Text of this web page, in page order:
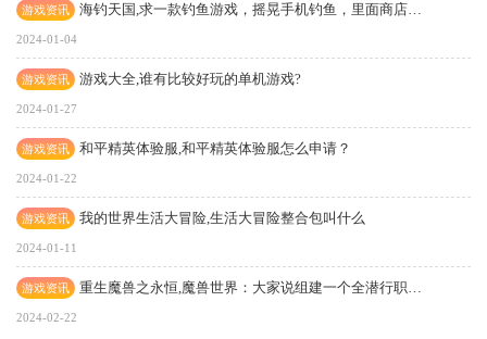
游戏资讯 海钓天国,求一款钓鱼游戏，摇晃手机钓鱼，里面商店里鱼竿还有不同千克级别的。
2024-01-04
游戏资讯 游戏大全,谁有比较好玩的单机游戏?
2024-01-27
游戏资讯 和平精英体验服,和平精英体验服怎么申请？
2024-01-22
游戏资讯 我的世界生活大冒险,生活大冒险整合包叫什么
2024-01-11
游戏资讯 重生魔兽之永恒,魔兽世界：大家说组建一个全潜行职业的公会如何？名字如何取？
2024-02-22